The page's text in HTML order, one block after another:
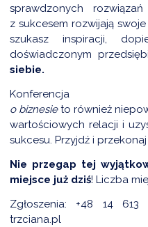
sprawdzonych
z sukcesem rozwijają
szukasz inspiracji,
doświadczonym
siebie.
o biznesieto również
wartościowych relacji i
sukcesu. Przyjdź i
Nie przegap tej
miejsce już dziś! Liczba
Zgłoszenia: +48 14
trzciana.pl